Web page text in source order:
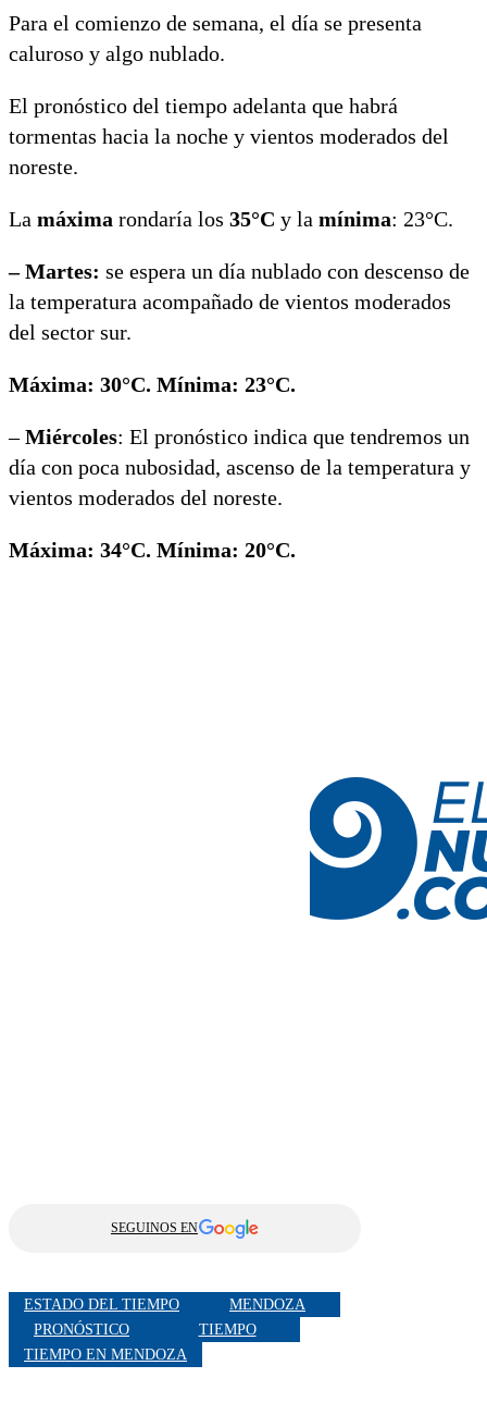
Para el comienzo de semana, el día se presenta
caluroso y algo nublado.
El pronóstico del tiempo adelanta que habrá
tormentas hacia la noche y vientos moderados del
noreste.
La máxima rondaría los 35°C y la mínima: 23°C.
– Martes: se espera un día nublado con descenso de
la temperatura acompañado de vientos moderados
del sector sur.
Máxima: 30°C. Mínima: 23°C.
–Miércoles: El pronóstico indica que tendremos un
día con poca nubosidad, ascenso de la temperatura y
vientos moderados del noreste.
Máxima: 34°C. Mínima: 20°C.
SEGUINOS EN
ESTADO DEL TIEMPO
MENDOZA
PRONÓSTICO
TIEMPO
TIEMPO EN MENDOZA